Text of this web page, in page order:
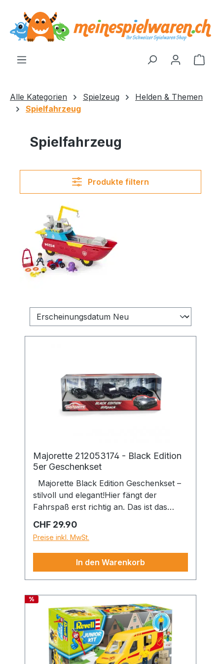
springen
Alle Kategorien Spielzeug
Helden & Themen
Spielfahrzeug
Spielfahrzeug
Produkte filtern
Majorette 212053174 - Black Edition
5er Geschenkset
Majorette Black Edition Geschenkset –
stilvoll und elegant!Hier fängt der
Fahrspaß erst richtig an. Das ist das
Geschenksets mit fünf unterschiedlichen
Spielzeugautos im Maßstab 1:64. Die
coolen Straßenfahrzeuge mit Die-Cast
Karosserie in unterschiedlichen
Schwarz-Nuancen kommen mit Freilauf
Audi, Brabus, Nissan, Dodge und
Mercedes-AMG. Die außergewöhnlichen
Looks der Spielzeugautos werden durch
bewegliche Teile und ein sorgfältig
gestaltetes Interieur zu einem wertvollen
Gesamtkunstwerk. Das Set eigneet sich
Regulärer Preis:
CHF 29.90
Preise inkl. MwSt.
In den Warenkorb
%